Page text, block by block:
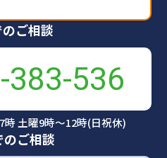
ご相談
383-536
土曜9時～12時(日祝休)
のご相談